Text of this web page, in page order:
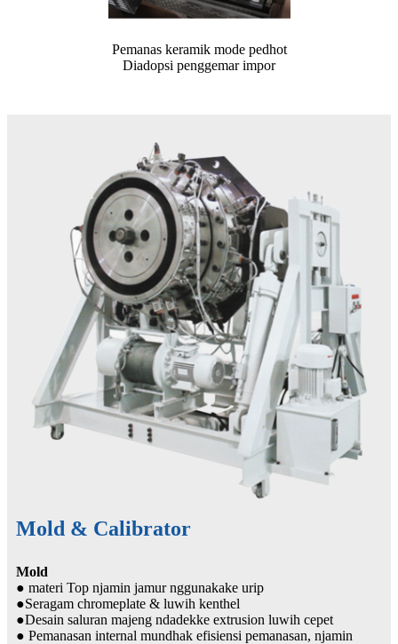
Pemanas keramik mode pedhot
Diadopsi penggemar impor
Mold & Calibrator
Mold
● materi Top njamin jamur nggunakake urip
●Seragam chromeplate & luwih kenthel
●Desain saluran majeng ndadekke extrusion luwih cepet
● Pemanasan internal mundhak efisiensi pemanasan, njamin